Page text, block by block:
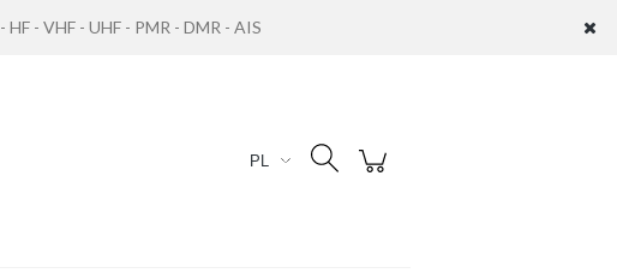
- VHF - UHF - PMR - DMR - AIS